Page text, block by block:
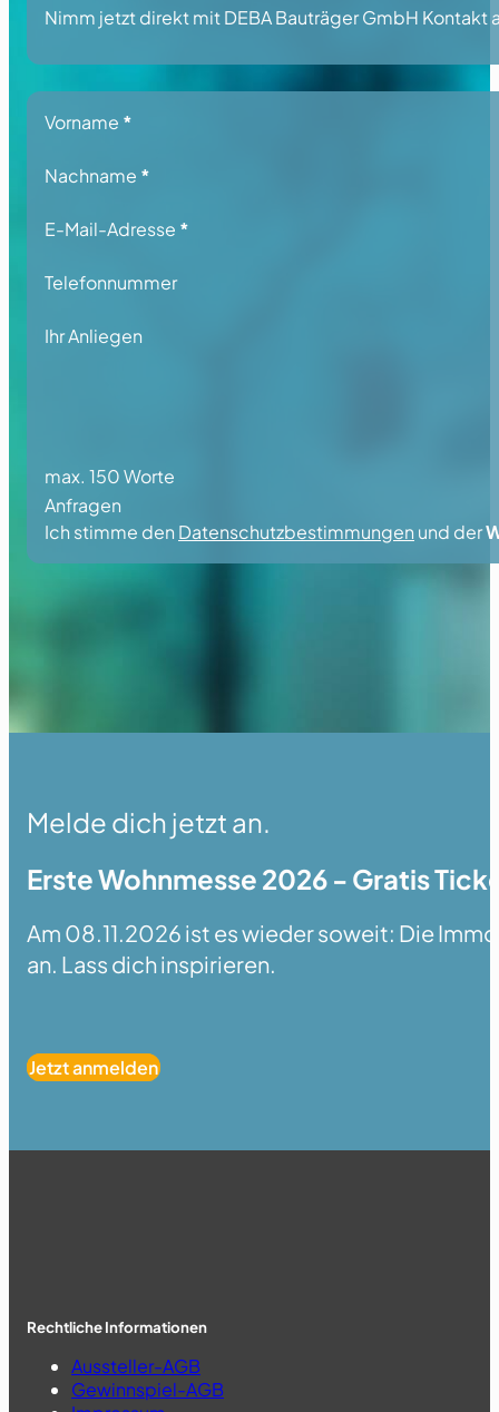
Nimm jetzt direkt mit DEBA Bauträger GmbH
Section
Vorname *
Nachname *
E-Mail-Adresse *
Telefonnummer
Ihr Anliegen
max. 150 Worte
Anfragen
Ich stimme den Datenschutzbestimmungen und der
Melde dich jetzt an.
Erste Wohnmesse 2026 - Gratis
Am 08.11.2026 ist es wieder soweit: Die
an. Lass dich inspirieren.
Jetzt anmelden
Rechtliche Informationen
Aussteller-AGB
Gewinnspiel-AGB